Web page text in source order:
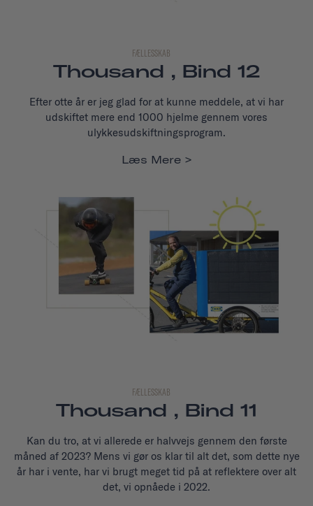
FÆLLESSKAB
Thousand , Bind 12
Efter otte år er jeg glad for at kunne meddele, at vi har
udskiftet mere end 1000 hjelme gennem vores
ulykkesudskiftningsprogram.
Læs Mere
FÆLLESSKAB
Thousand , Bind 11
Kan du tro, at vi allerede er halvvejs gennem den første
måned af 2023? Mens vi gør os klar til alt det, som dette nye
år har i vente, har vi brugt meget tid på at reflektere over alt
det, vi opnåede i 2022.